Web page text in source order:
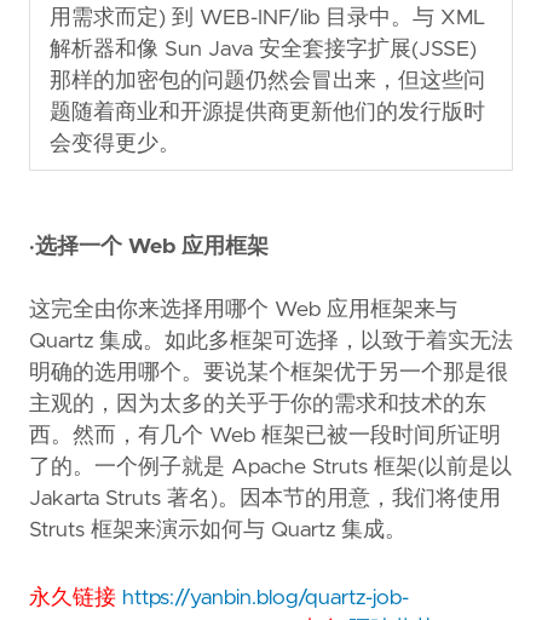
用需求而定) 到 WEB-INF/lib 目录中。与 XML
解析器和像 Sun Java 安全套接字扩展(JSSE)
那样的加密包的问题仍然会冒出来，但这些问
题随着商业和开源提供商更新他们的发行版时
会变得更少。
·选择一个 Web 应用框架
这完全由你来选择用哪个 Web 应用框架来与
Quartz 集成。如此多框架可选择，以致于着实无法
明确的选用哪个。要说某个框架优于另一个那是很
主观的，因为太多的关乎于你的需求和技术的东
西。然而，有几个 Web 框架已被一段时间所证明
了的。一个例子就是 Apache Struts 框架(以前是以
Jakarta Struts 著名)。因本节的用意，我们将使用
Struts 框架来演示如何与 Quartz 集成。
永久链接 https://yanbin.blog/quartz-job-